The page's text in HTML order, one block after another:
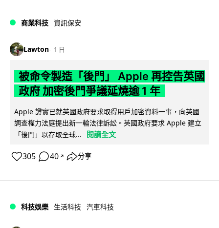
商業科技 資訊保安
Lawton 1 日
被命令製造「後門」 Apple 再控告英國
政府 加密後門爭議延燒逾 1 年
Apple 證實已就英國政府要求取得用戶加密資料一事，向英國
調查權力法庭提出新一輪法律訴訟。英國政府要求 Apple 建立
「後門」以存取全球...
閱讀全文
305 40 ↗ 分享
科技娛樂 生活科技 汽車科技